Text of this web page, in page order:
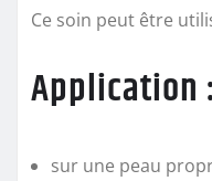
Ce soin peut être
Application :
sur une peau